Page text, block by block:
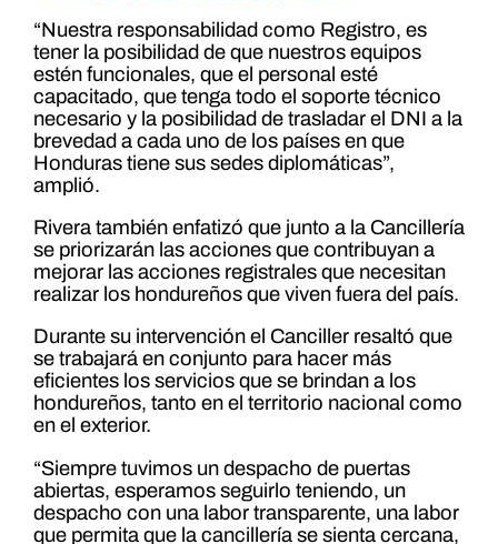
“Nuestra responsabilidad como Registro, es
tener la posibilidad de que nuestros equipos
estén funcionales, que el personal esté
capacitado, que tenga todo el soporte técnico
necesario y la posibilidad de trasladar el DNI a la
brevedad a cada uno de los países en que
Honduras tiene sus sedes diplomáticas”,
amplió.
Rivera también enfatizó que junto a la Cancillería
se priorizarán las acciones que contribuyan a
mejorar las acciones registrales que necesitan
realizar los hondureños que viven fuera del país.
Durante su intervención el Canciller resaltó que
se trabajará en conjunto para hacer más
eficientes los servicios que se brindan a los
hondureños, tanto en el territorio nacional como
en el exterior.
“Siempre tuvimos un despacho de puertas
abiertas, esperamos seguirlo teniendo, un
despacho con una labor transparente, una labor
que permita que la cancillería se sienta cercana,